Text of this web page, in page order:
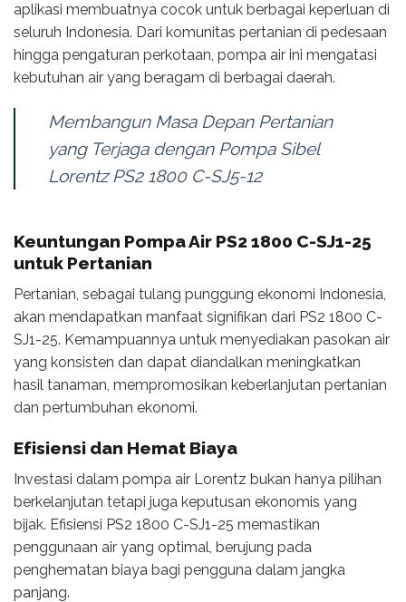
aplikasi membuatnya cocok untuk berbagai keperluan di
seluruh Indonesia. Dari komunitas pertanian di pedesaan
hingga pengaturan perkotaan, pompa air ini mengatasi
kebutuhan air yang beragam di berbagai daerah.
Membangun Masa Depan Pertanian
yang Terjaga dengan Pompa Sibel
Lorentz PS2 1800 C-SJ5-12
Keuntungan Pompa Air PS2 1800 C-SJ1-25
untuk Pertanian
Pertanian, sebagai tulang punggung ekonomi Indonesia,
akan mendapatkan manfaat signifikan dari PS2 1800 C-
SJ1-25. Kemampuannya untuk menyediakan pasokan air
yang konsisten dan dapat diandalkan meningkatkan
hasil tanaman, mempromosikan keberlanjutan pertanian
dan pertumbuhan ekonomi.
Efisiensi dan Hemat Biaya
Investasi dalam pompa air Lorentz bukan hanya pilihan
berkelanjutan tetapi juga keputusan ekonomis yang
bijak. Efisiensi PS2 1800 C-SJ1-25 memastikan
penggunaan air yang optimal, berujung pada
penghematan biaya bagi pengguna dalam jangka
panjang.